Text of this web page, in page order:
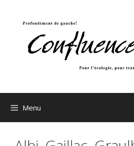
Menu